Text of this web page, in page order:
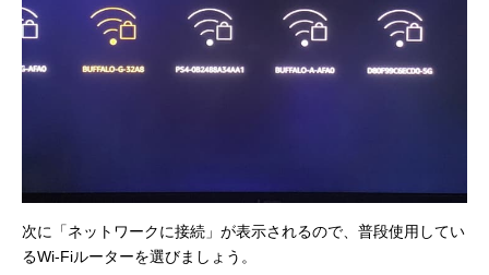
次に「ネットワークに接続」が表示されるので、普段使用してい
るWi-Fiルーターを選びましょう。